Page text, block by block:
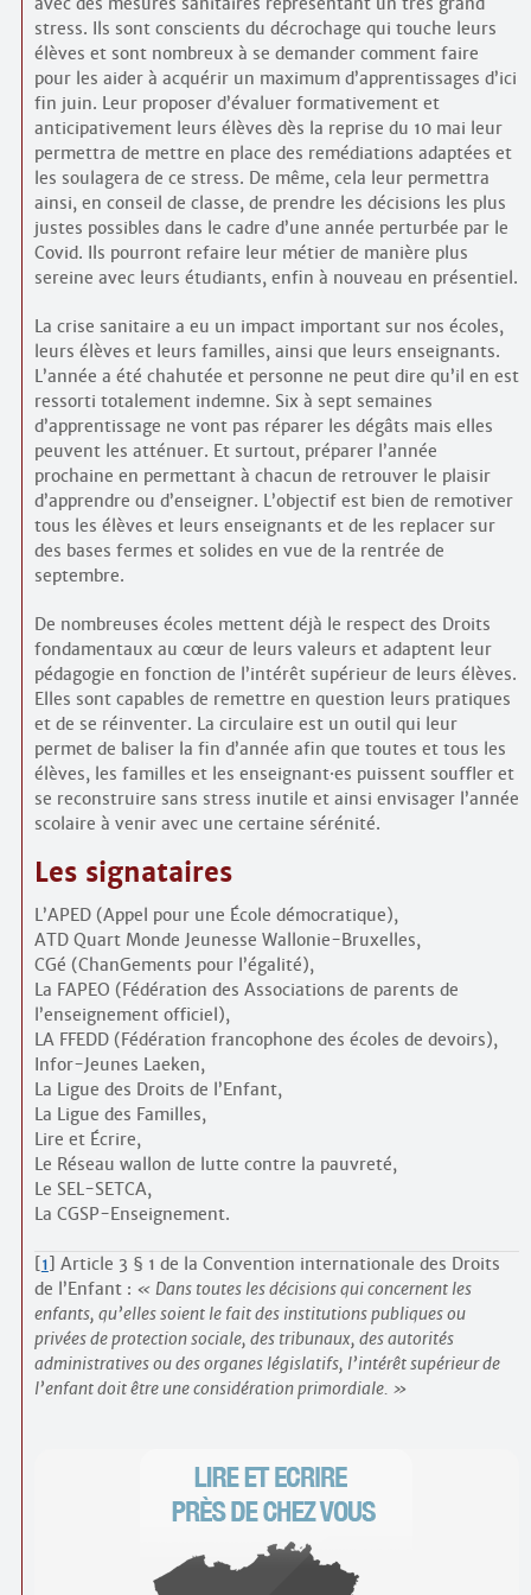
stress. Ils sont conscients du décrochage qui touche leurs
élèves et sont nombreux à se demander comment faire
pour les aider à acquérir un maximum d’apprentissages d’ici
fin juin. Leur proposer d’évaluer formativement et
anticipativement leurs élèves dès la reprise du 10 mai leur
permettra de mettre en place des remédiations adaptées et
les soulagera de ce stress. De même, cela leur permettra
ainsi, en conseil de classe, de prendre les décisions les plus
justes possibles dans le cadre d’une année perturbée par le
Covid. Ils pourront refaire leur métier de manière plus
sereine avec leurs étudiants, enfin à nouveau en présentiel.
La crise sanitaire a eu un impact important sur nos écoles,
leurs élèves et leurs familles, ainsi que leurs enseignants.
L’année a été chahutée et personne ne peut dire qu’il en est
ressorti totalement indemne. Six à sept semaines
d’apprentissage ne vont pas réparer les dégâts mais elles
peuvent les atténuer. Et surtout, préparer l’année
prochaine en permettant à chacun de retrouver le plaisir
d’apprendre ou d’enseigner. L’objectif est bien de remotiver
tous les élèves et leurs enseignants et de les replacer sur
des bases fermes et solides en vue de la rentrée de
septembre.
De nombreuses écoles mettent déjà le respect des Droits
fondamentaux au cœur de leurs valeurs et adaptent leur
pédagogie en fonction de l’intérêt supérieur de leurs élèves.
Elles sont capables de remettre en question leurs pratiques
et de se réinventer. La circulaire est un outil qui leur
permet de baliser la fin d’année afin que toutes et tous les
élèves, les familles et les enseignant·es puissent souffler et
se reconstruire sans stress inutile et ainsi envisager l’année
scolaire à venir avec une certaine sérénité.
Les signataires
L’APED (Appel pour une École démocratique),
ATD Quart Monde Jeunesse Wallonie-Bruxelles,
CGé (ChanGements pour l’égalité),
La FAPEO (Fédération des Associations de parents de
l’enseignement officiel),
LA FFEDD (Fédération francophone des écoles de devoirs),
Infor-Jeunes Laeken,
La Ligue des Droits de l’Enfant,
La Ligue des Familles,
Lire et Écrire,
Le Réseau wallon de lutte contre la pauvreté,
Le SEL-SETCA,
La CGSP-Enseignement.
[1] Article 3 § 1 de la Convention internationale des Droits
de l’Enfant :
Dans toutes les décisions qui concernent les
enfants, qu’elles soient le fait des institutions publiques ou
privées de protection sociale, des tribunaux, des autorités
administratives ou des organes législatifs, l’intérêt supérieur de
l’enfant doit être une considération primordiale.